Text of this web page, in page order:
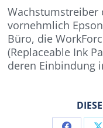
Wachstumstreiber
vornehmlich
Büro, die
(Replaceable Ink
deren Einbindung